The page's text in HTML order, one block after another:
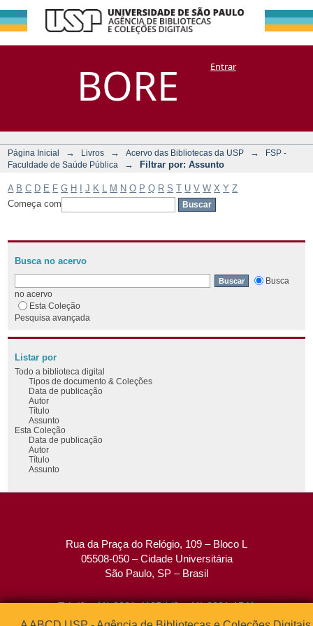
BORE
Filtrar por:
Assunto
DSpace/Manakin + CoriscoEntrar
Página Inicial → Livros → Acervo das Bibliotecas da USP →
FSP -
Faculdade de Saúde Pública
→ Filtrar por: Assunto
A B C D E F G H J K M N O P Q R S T U V W X Y Z
Começa com
Busca no acervo
Busca
no acervo
Esta Coleção
Pesquisa avançada
Listar por
Todo a biblioteca digital
Tipos de documento & Coleções
Data de publicação
Autor
Título
Assunto
Esta Coleção
Data de publicação
Autor
Título
Assunto
Rua da Praça do Relógio, 109 – Bloco L
05508-050 – Cidade Universitária
São Paulo, SP – Brasil
Tel: (0xx11) 3091-4195 / (0xx11) 3091-1541
Fax: (0xx11) 3091-1567